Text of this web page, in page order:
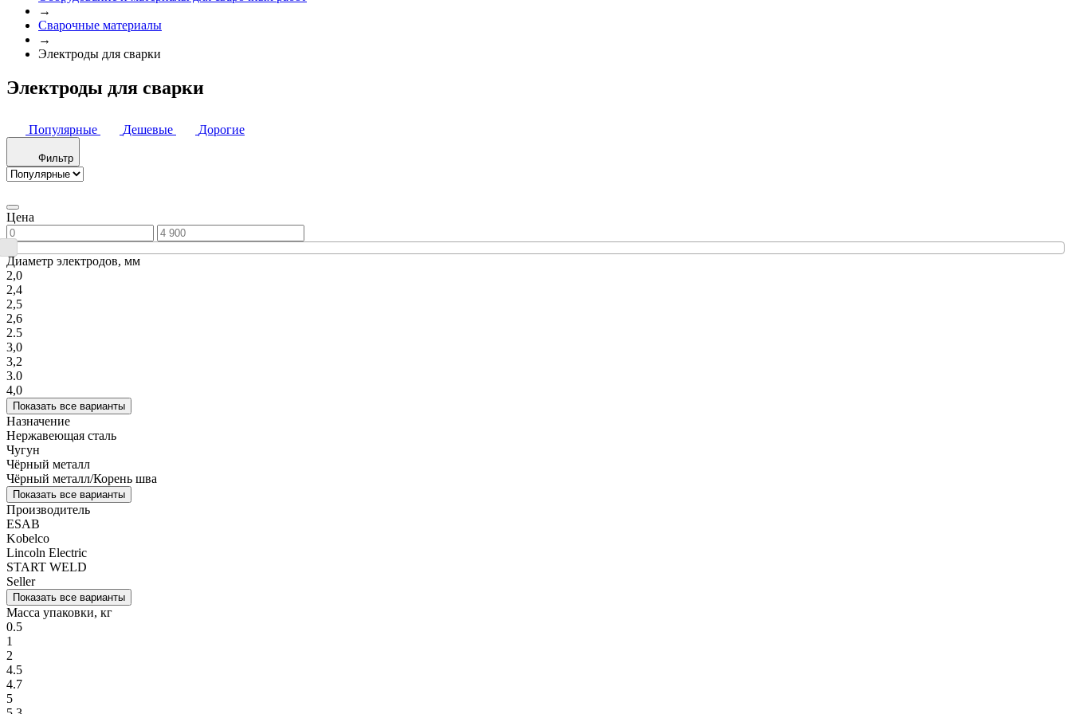
→
Сварочные материалы
→
Электроды для сварки
Электроды для сварки
Популярные Дешевые Дорогие
Фильтр
Цена
Диаметр электродов, мм
2,0
2,4
2,5
2,6
2.5
3,0
3,2
3.0
4,0
Показать все варианты
Назначение
Нержавеющая сталь
Чугун
Чёрный металл
Чёрный металл/Корень шва
Показать все варианты
Производитель
ESAB
Kobelco
Lincoln Electric
START WELD
Seller
Показать все варианты
Масса упаковки, кг
0.5
1
2
4.5
4.7
5